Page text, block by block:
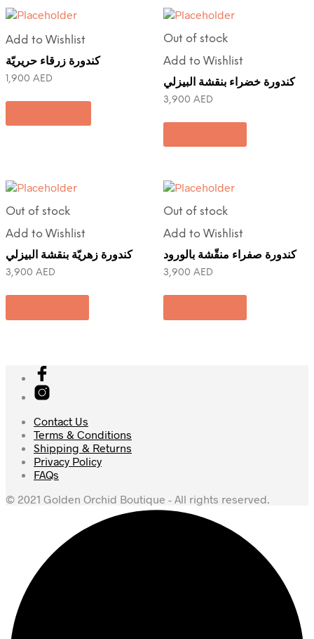
Add to Wishlist
كندورة زرقاء حريريّة
1,900 AED
Out of stock
Add to Wishlist
كندورة خضراء بنقشة البيزلي
3,900 AED
Out of stock
Add to Wishlist
كندورة زهريّة بنقشة البيزلي
3,900 AED
Out of stock
Add to Wishlist
كندورة صفراء منقّشة بالورود
3,900 AED
Contact Us
Terms & Conditions
Shipping & Returns
Privacy Policy
FAQs
© 2021 Golden Orchid Boutique - All rights reserved.